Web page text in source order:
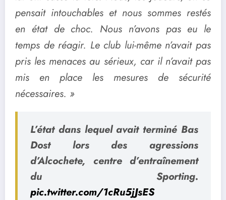
pensait intouchables et nous sommes restés
en état de choc. Nous n’avons pas eu le
temps de réagir. Le club lui-même n’avait pas
pris les menaces au sérieux, car il n’avait pas
mis en place les mesures de sécurité
nécessaires. »
L’état dans lequel avait terminé Bas
Dost lors des agressions
d’Alcochete, centre d’entraînement
du Sporting.
pic.twitter.com/1cRu5jJsES